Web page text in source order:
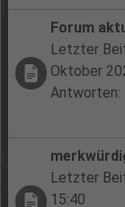
Forum
Letzter
Oktober
Antworten:
Letzter
15:40